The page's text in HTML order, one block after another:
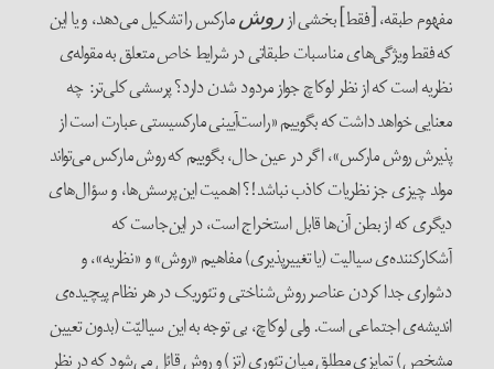
مفهوم طبقه، [فقط] بخشی ازروشمارکس را تشکیل می‌دهد، و یا این
که فقط ویژگی‌های مناسبات طبقاتی در شرایط خاص متعلق به مقوله‌ی
نظریه است که از نظر لوکاچ جواز مردود شدن‌ دارد؟ پرسشی کلی‌تر: چه
معنایی خواهد داشت که بگوییم «راست‌آیینی مارکسیستی عبارت است از
پذیرش روش مارکس»، اگر در عین حال، بگوییم که روش مارکس می‌تواند
مولد چیزی جز نظریات کاذب نباشد!؟ اهمیت این پرسش‌ها، و سؤال‌های
دیگری که از بطن آن‌ها قابل استخراج است، در این‌جاست که
آشکارکننده‌ی سیالیت (یا تغییرپذیری) مفاهیم «روش» و «نظریه»، و
دشواری جدا کردن عناصر روش‌شناختی و تئوریک در هر نظام پیچیده‌ی
اندیشه‌ی اجتماعی است. ولی لوکاچ، بی توجه به این سیالیّت (بدون تعیین
مشخص) تمایزی مطلق میان تئوری (تز) و روش قائل می‌شود که در نظر